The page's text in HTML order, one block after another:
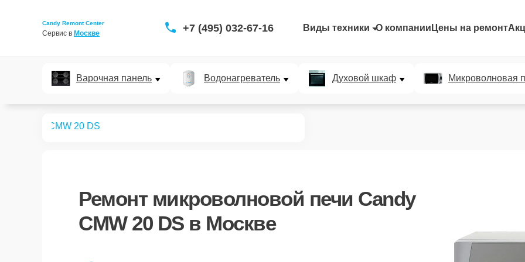
Candy Remont Center
Сервис в Москве +7 (495) 032-67-16 Виды техники О компании Цены на ремонт
Варочная панель Водонагреватель Духовой шкаф Микроволновая
CMW 20 DS
Ремонт микроволновой печи Candy
CMW 20 DSв Москве